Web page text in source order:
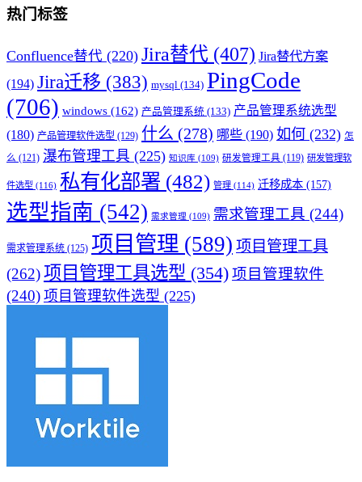
热门标签
Confluence替代 (220) Jira替代 (407) Jira替代方案
(194) Jira迁移 (383) mysql (134) PingCode
(706) windows (162) 产品管理系统 (133) 产品管理系统选型
(180) 产品管理软件选型 (129) 什么 (278) 哪些 (190) 如何 (232) 怎
么 (121) 瀑布管理工具 (225) 知识库 (109) 研发管理工具 (119) 研发管理软
件选型 (116) 私有化部署 (482) 管理 (114) 迁移成本 (157)
选型指南 (542) 需求管理 (109) 需求管理工具 (244)
需求管理系统 (125) 项目管理 (589) 项目管理工具
(262)项目管理工具选型 (354) 项目管理软件
(240) 项目管理软件选型 (225)